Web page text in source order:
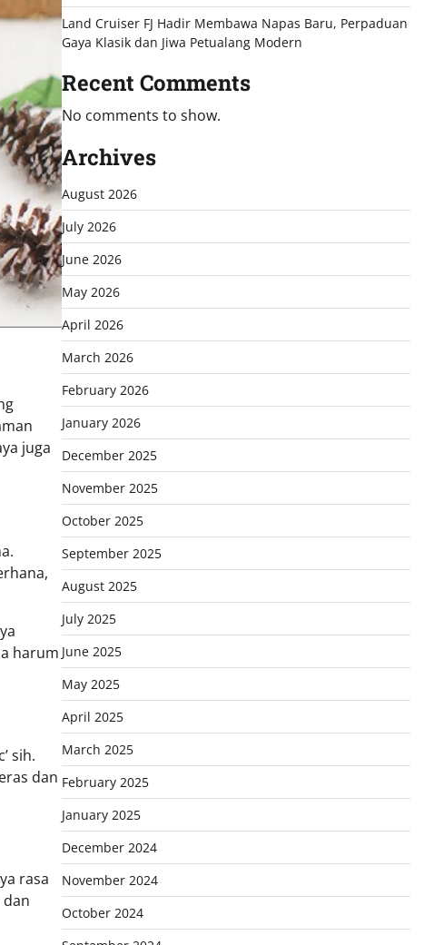
juga
harum
sih.
dan
rasa
Land Cruiser FJ Hadir Membawa Napas Baru, Perpaduan
Gaya Klasik dan Jiwa Petualang Modern
Recent Comments
No comments to show.
Archives
August 2026
July 2026
June 2026
May 2026
April 2026
March 2026
February 2026
January 2026
December 2025
November 2025
October 2025
September 2025
August 2025
July 2025
June 2025
May 2025
April 2025
March 2025
February 2025
January 2025
December 2024
November 2024
October 2024